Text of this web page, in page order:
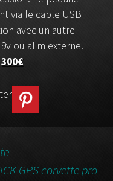
via le cable USB
avec un autre
ou alim externe.
300€
GPS corvette pro-